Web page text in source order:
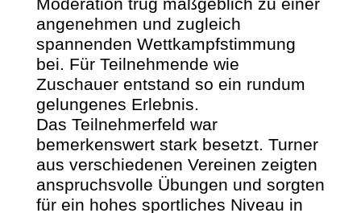
angenehmen und zugleich
spannenden Wettkampfstimmung
bei. Für Teilnehmende wie
Zuschauer entstand so ein rundum
gelungenes Erlebnis.
Das Teilnehmerfeld war
bemerkenswert stark besetzt. Turner
aus verschiedenen Vereinen zeigten
anspruchsvolle Übungen und sorgten
für ein hohes sportliches Niveau in